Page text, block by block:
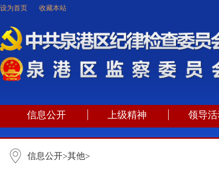
设为首页 收藏本站
信息公开 上级精神 领导
信息公开>其他>